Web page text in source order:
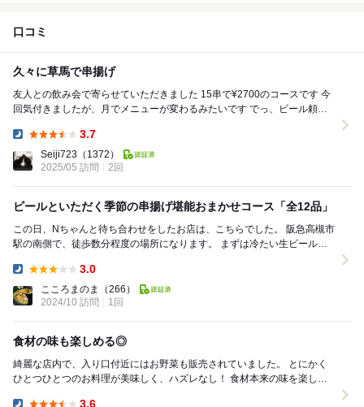
口コミ
久々に草馬で串揚げ
友人との飲み会で寄らせていただきました 15串で¥2700のコースです 今
回気付きましたが、月でメニューが変わるみたいです でっ、ビール頼ん
3.7
Seiji723 （1372）
2025/05 訪問
2回
ビールといただく季節の串揚げ堪能おまかせコース「全12品」
この日、Nちゃんと待ち合わせをしたお店は、こちらでした。 阪急高槻市
駅の南側で、徒歩数分程度の場所になります。 まずは冷たい生ビールで
3.0
こころまのま
（266）
2024/10 訪問
1回
食材の味も楽しめる◎
綺麗な店内で、入り口付近にはお野菜も販売されていました。 とにかく
ひとつひとつのお料理が美味しく、ハズレなし！ 食材本来の味を楽しめ
3.6